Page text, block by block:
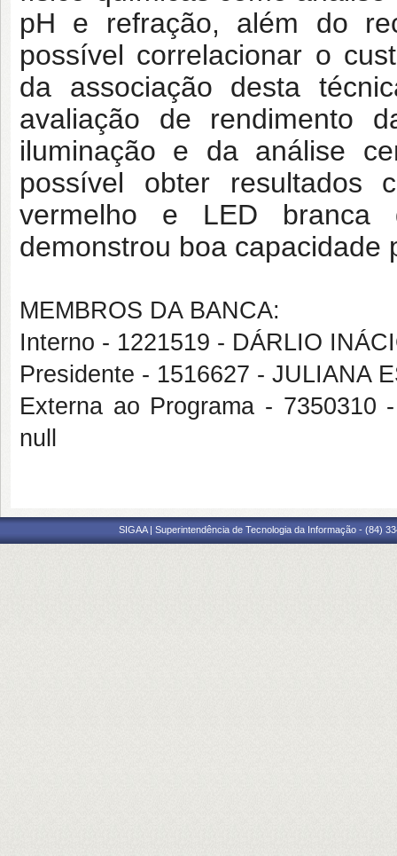
pH e refração, além do
possível correlacionar o
da associação desta
avaliação de rendimento
iluminação e da análise
possível obter resultados
vermelho e LED branca
demonstrou boa capacidade
MEMBROS DA BANCA:
Interno - 1221519 - DÁRLIO
Presidente - 1516627 - JULIANA
Externa ao Programa - 7350310
null
SIGAA | Superintendência de Tecnologia da Informação - (84)